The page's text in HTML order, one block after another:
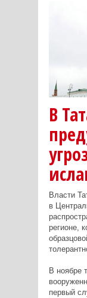
В
Власти
в
регионе,
В ноябре
первый